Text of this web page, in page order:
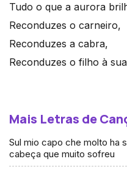
Tudo o que a aurora
Reconduzes o carneiro,
Reconduzes a cabra,
Reconduzes o filho à
Mais Letras de
Sul mio capo che molto ha
cabeça que muito sofreu